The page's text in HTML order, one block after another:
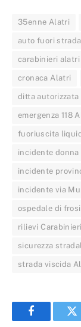
35enne Alatri
auto fuori
carabinieri alatri
cronaca Alatri
ditta
emergenza 118
fuoriuscita
incidente donna
incidente
incidente via
ospedale di
rilievi Carabinieri
sicurezza
strada viscida
Facebook